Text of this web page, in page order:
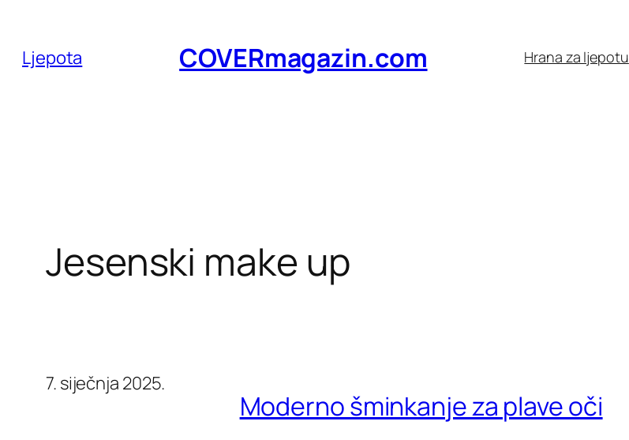
sadržaja
Ljepota COVERmagazin.com Hrana za ljepotu
Jesenski make up
7. siječnja 2025.
Moderno šminkanje za plave oči